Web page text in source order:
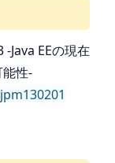
EEの現在
性-